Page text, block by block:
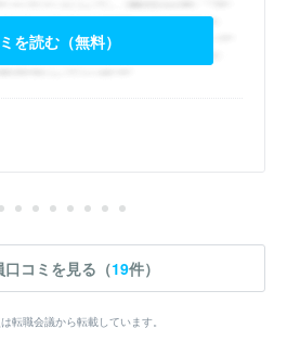
を読む（無料）
コミを見る（19件）
転職会議から転載しています。